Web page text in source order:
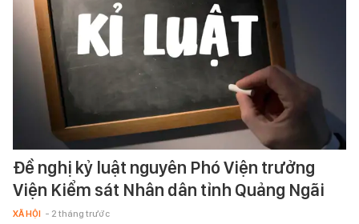
Đề nghị kỷ luật nguyên Phó Viện trưởng
Viện Kiểm sát Nhân dân tỉnh Quảng Ngãi
XÃ HỘI - 2 tháng trước